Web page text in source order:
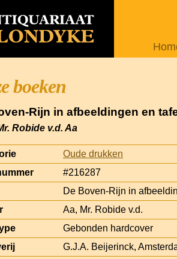
boeken
Rijn in afbeeldingen en
Robide v.d. Aa
Oude drukken
#216287
De Boven-Rijn in
Aa, Mr. Robide v.d.
Gebonden hardcover
G.J.A. Beijerinck,